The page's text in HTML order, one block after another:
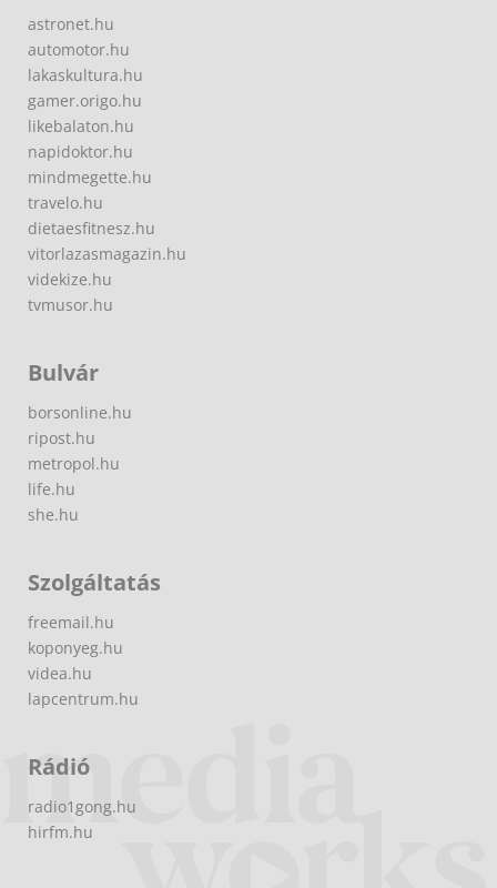
astronet.hu
automotor.hu
lakaskultura.hu
gamer.origo.hu
likebalaton.hu
napidoktor.hu
mindmegette.hu
travelo.hu
dietaesfitnesz.hu
vitorlazasmagazin.hu
videkize.hu
tvmusor.hu
Bulvár
borsonline.hu
ripost.hu
metropol.hu
life.hu
she.hu
Szolgáltatás
freemail.hu
koponyeg.hu
videa.hu
lapcentrum.hu
Rádió
radio1gong.hu
hirfm.hu